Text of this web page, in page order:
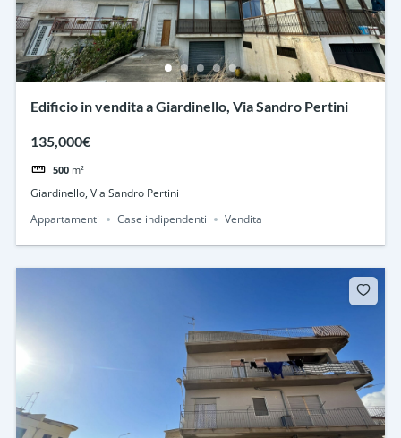
Edificio in vendita a Giardinello, Via Sandro Pertini
135,000€
500 m²
Giardinello, Via Sandro Pertini
Appartamenti
Case indipendenti Vendita